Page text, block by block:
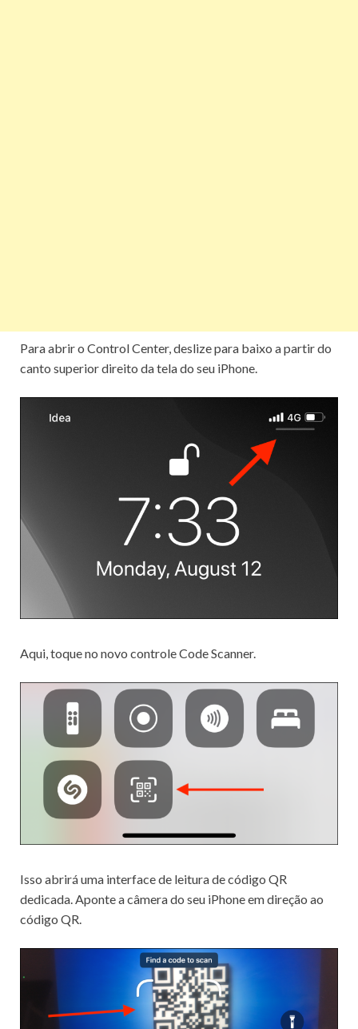
Para abrir o Control Center, deslize para baixo a partir do
canto superior direito da tela do seu iPhone.
Aqui, toque no novo controle Code Scanner.
Isso abrirá uma interface de leitura de código QR
dedicada. Aponte a câmera do seu iPhone em direção ao
código QR.